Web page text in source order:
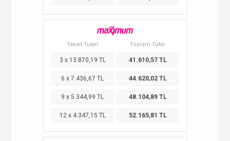
Taksit Tutarı Toplam Tutar
3 x 13.870,19 TL 41.610,57 TL
6 x 7.436,67 TL 44.620,02 TL
9 x 5.344,99 TL 48.104,89 TL
12 x 4.347,15 TL 52.165,81 TL